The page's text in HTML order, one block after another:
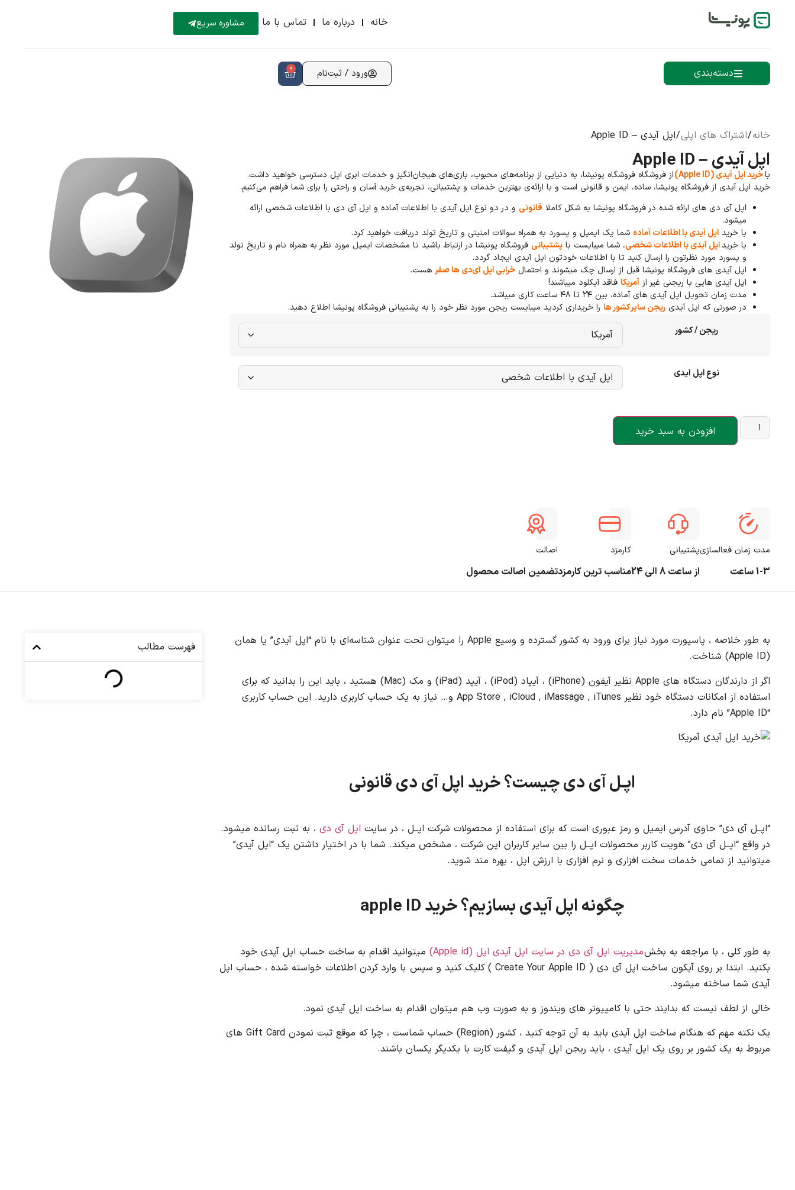
خانه درباره ما تماس با ما مشاوره سریع
دسته‌بندی ورود / ثبت‌نام 0
خانه/اشتراک های اپلی/ اپل آیدی – Apple ID
اپل آیدی – Apple ID
باخرید اپل آیدی (Apple ID)
از فروشگاه فروشگاه پونیشا، به دنیایی از برنامه‌های محبوب، بازی‌های هیجان‌انگیز و خدمات ابری اپل دسترسی خواهید داشت.
خرید اپل آیدی از فروشگاه پونیشا، ساده، ایمن و قانونی است و با ارائه‌ی بهترین خدمات و پشتیبانی، تجربه‌ی خرید آسان و راحتی را برای شما فراهم می‌کنیم.
اپل آی دی های ارائه شده در فروشگاه پونیشا به شکل کاملا قانونی و در دو نوع اپل آیدی با اطلاعات آماده و اپل آی دی با اطلاعات شخصی ارائه
میشود.
با خرید اپل آیدی با اطلاعات آماده شما یک ایمیل و پسورد به همراه سوالات امنیتی و تاریخ تولد دریافت خواهید کرد.
با خریداپل آیدی با اطلاعات شخصی، شما میبایست با پشتیبانی فروشگاه پونیشا در ارتباط باشید تا مشخصات ایمیل مورد نظر به همراه نام و تاریخ تولد
و پسورد مورد نظرتون را ارسال کنید تا با اطلاعات خودتون اپل آیدی ایجاد گردد.
اپل آیدی های فروشگاه پونیشا قبل از ارسال چک میشوند و احتمال خرابی اپل آی‌دی ها صفرهست.
اپل آیدی هایی با ریجنی غیر از آمریکا فاقد آیکلود میباشند!
مدت زمان تحویل اپل آیدی های آماده، بین ۲۴ تا ۴۸ ساعت کاری میباشد.
در صورتی که اپل آیدی ریجن سایر کشور ها را خریداری کردید میبایست ریجن مورد نظر خود را به پشتیبانی فروشگاه پونیشا اطلاع دهید.
ریجن / کشور
نوع اپل آیدی
افزودن به سبد خرید
مدت زمان فعالسازی
1-3 ساعت
پشتیبانی
از ساعت 8 الی 24
کارمزد
مناسب ترین کارمزد
اصالت
تضمین اصالت محصول
به طور خلاصه ، پاسپورت مورد نیاز برای ورود به کشور گسترده و وسیع Apple را میتوان تحت عنوان شناسه‌ای با نام “اپل آیدی” یا همان
(Apple ID) شناخت.
اگر از دارندگان دستگاه های Apple نظير آيفون (iPhone) ، آيپاد (iPod) ، آيپد (iPad) و مک (Mac) هستيد ، بايد اين را بدانيد که برای
استفاده از امکانات دستگاه خود نظیر App Store , iCloud , iMassage , iTunes و… نياز به يک حساب کاربری داريد. اين حساب کاربری
“Apple ID” نام دارد.
اپـل آی دی چیست؟ خرید اپل آی دی قانونی
“اپــل آی دی” حاوی آدرس ایمیل و رمز عبوری است که برای استفاده از محصولات شرکت اپــل ، در سایت اپل آی دی ، به ثبت رسانده میشود.
در واقع “اپــل آی دی” هویت کاربر محصولات اپــل را بین سایر کاربران این شرکت ، مشخص میکند. شما با در اختیار داشتن یک “اپل آیدی”
میتوانید از تمامی خدمات سخت افزاری و نرم افزاری با ارزش اپل ، بهره مند شوید.
چگونه اپل آیدی بسازیم؟ خرید apple ID
به طور کلی ، با مراجعه به بخشمدیریت اپل آی دی در سایت اپل آیدی اپل (Apple id)
میتوانید اقدام به ساخت حساب اپل آیدی خود
بکنید. ابتدا بر روی آیکون ساخت اپل آی دی ( Create Your Apple ID ) کلیک کنید و سپس با وارد کردن اطلاعات خواسته شده ، حساب اپل
آیدی شما ساخته میشود.
خالی از لطف نیست که بدایند حتی با کامپیوتر های ویندوز و به صورت وب هم میتوان اقدام به ساخت اپل آیدی نمود.
یک نکته مهم که هنگام ساخت اپل آیدی باید به آن توجه کنید ، کشور (Region) حساب شماست ، چرا که موقع ثبت نمودن Gift Card های
مربوط به یک کشور بر روی یک اپل آیدی ، باید ریجن اپل آیدی و گیفت کارت با یکدیگر یکسان باشند.
فهرست مطالب